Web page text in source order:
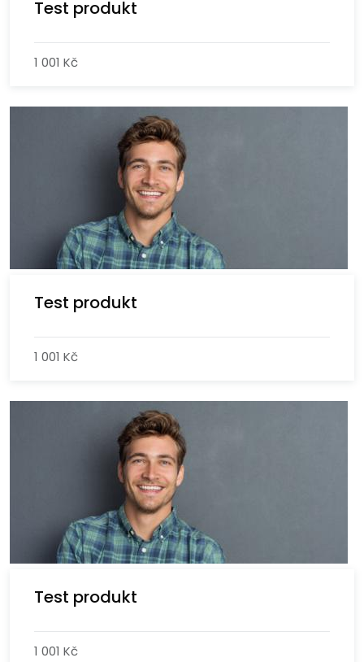
Test produkt
1 001 Kč
Test produkt
1 001 Kč
Test produkt
1 001 Kč